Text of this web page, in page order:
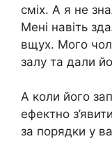
сміх. А я не
Мені навіть
вщух. Мого
залу та дали
А коли його
ефектно
за порядки у